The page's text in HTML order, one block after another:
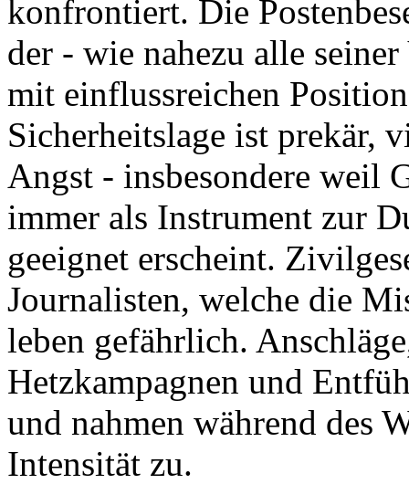
konfrontiert. Die
der - wie nahezu alle
mit einflussreichen
Sicherheitslage ist prekär,
Angst - insbesondere weil
immer als Instrument zur
geeignet erscheint.
Journalisten, welche die
leben gefährlich.
Hetzkampagnen und
und nahmen während des
Intensität zu.